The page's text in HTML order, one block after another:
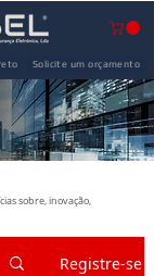
Solicite um orçamento
sobre, inovação,
Registre-se